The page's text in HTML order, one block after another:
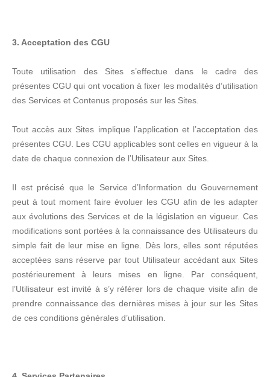
3. Acceptation des CGU
Toute utilisation des Sites s’effectue dans le cadre des
présentes CGU qui ont vocation à fixer les modalités d’utilisation
des Services et Contenus proposés sur les Sites.
Tout accès aux Sites implique l’application et l’acceptation des
présentes CGU. Les CGU applicables sont celles en vigueur à la
date de chaque connexion de l’Utilisateur aux Sites.
Il est précisé que le Service d’Information du Gouvernement
peut à tout moment faire évoluer les CGU afin de les adapter
aux évolutions des Services et de la législation en vigueur. Ces
modifications sont portées à la connaissance des Utilisateurs du
simple fait de leur mise en ligne. Dès lors, elles sont réputées
acceptées sans réserve par tout Utilisateur accédant aux Sites
postérieurement à leurs mises en ligne. Par conséquent,
l’Utilisateur est invité à s’y référer lors de chaque visite afin de
prendre connaissance des dernières mises à jour sur les Sites
de ces conditions générales d’utilisation.